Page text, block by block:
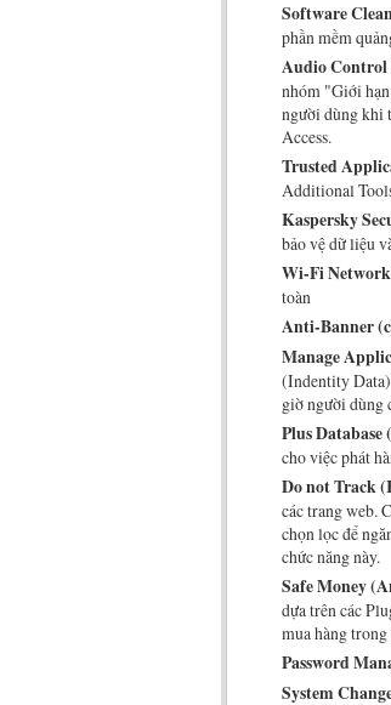
Software
phần mềm
Audio Control
nhóm "Giới
người dùng khi
Access.
Trusted
Additional
Kaspersky
bảo vệ dữ liệu
Wi-Fi
toàn
Anti-Banner
Manage
(Indentity
giờ người dùng
Plus
cho việc phát
Do not Track
các trang web.
chọn lọc để
chức năng này.
Safe Money
dựa trên các
mua hàng
Password
System